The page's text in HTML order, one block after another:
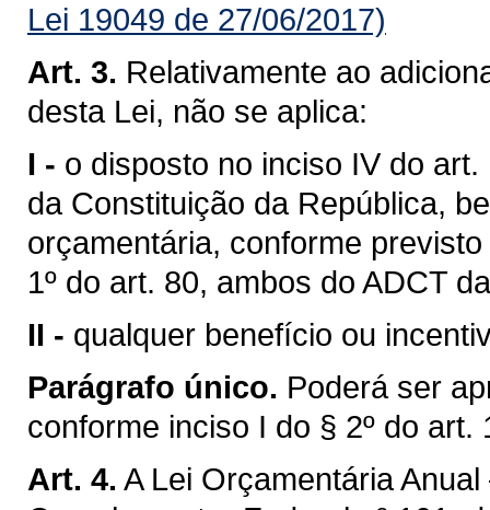
Lei 19049 de 27/06/2017)
Art. 3. Relativamente ao
desta Lei, não se aplica:
I - o disposto no inciso IV do
da Constituição da República,
orçamentária, conforme
1º do art. 80, ambos do ADCT
II - qualquer benefício ou
Parágrafo único. Poderá ser
conforme inciso I do § 2º do
Art. 4. A Lei Orçamentária